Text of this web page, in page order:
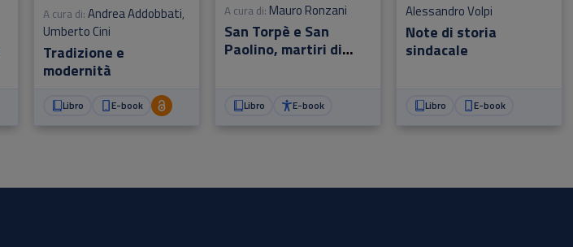
Tradizione e
modernità
A cura di: Andrea Addobbati,
Umberto Cini
Libro E-book
San Torpè e San
Paolino, martiri di
A cura di: Mauro Ronzani
Libro E-book
Note di storia
sindacale
Alessandro Volpi
Libro E-book